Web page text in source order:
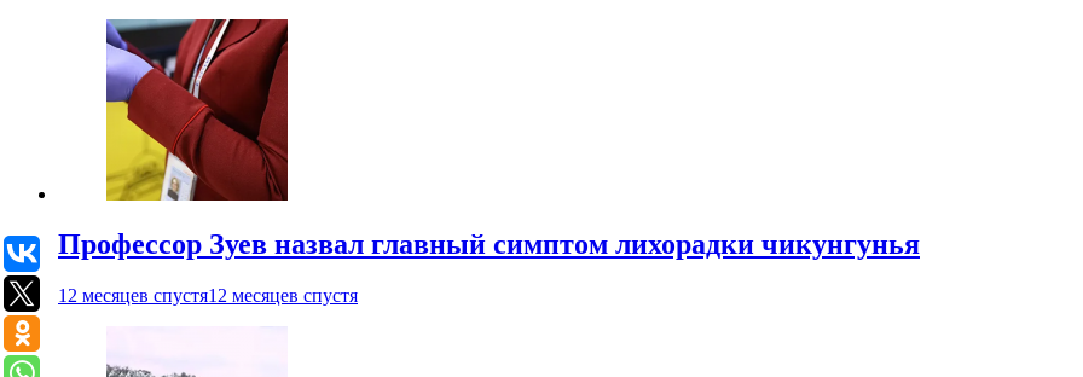
Профессор Зуев назвал главный симптом лихорадки чикунгунья
12 месяцев спустя12 месяцев спустя